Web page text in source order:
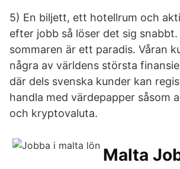
5) En biljett, ett hotellrum och
efter jobb så löser det sig
sommaren är ett paradis. Våran
några av världens största
där dels svenska kunder kan
handla med värdepapper såsom
och kryptovaluta.
Malta